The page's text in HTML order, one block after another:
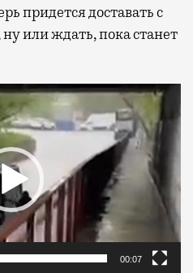
придется доставать с
или ждать, пока станет
00:07